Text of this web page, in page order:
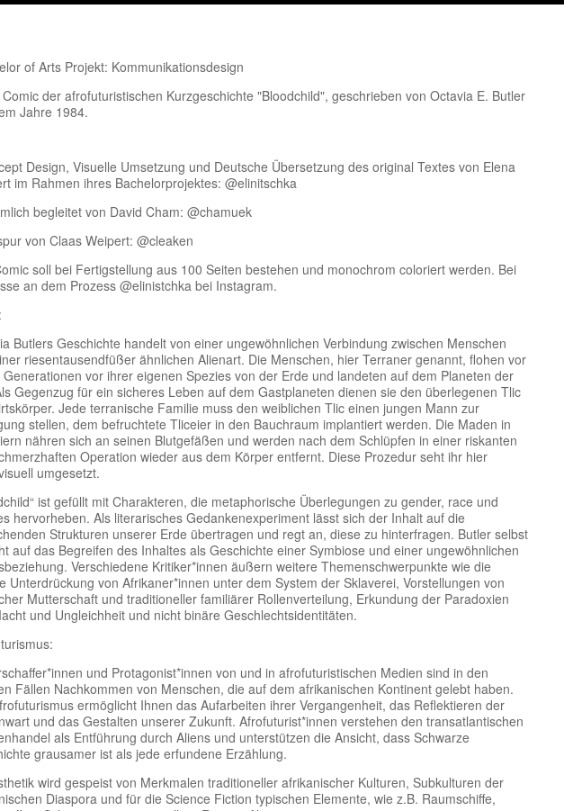
of Arts Projekt: Kommunikationsdesign
der afrofuturistischen Kurzgeschichte "Bloodchild", geschrieben von Octavia E. Butler
Jahre 1984.
Design, Visuelle Umsetzung und Deutsche Übersetzung des original Textes von Elena
im Rahmen ihres Bachelorprojektes: @elinitschka
begleitet von David Cham: @chamuek
von Claas Weipert: @cleaken
soll bei Fertigstellung aus 100 Seiten bestehen und monochrom coloriert werden. Bei
an dem Prozess @elinistchka bei Instagram.
Butlers Geschichte handelt von einer ungewöhnlichen Verbindung zwischen Menschen
riesentausendfüßer ähnlichen Alienart. Die Menschen, hier Terraner genannt, flohen vor
Generationen vor ihrer eigenen Spezies von der Erde und landeten auf dem Planeten der
Gegenzug für ein sicheres Leben auf dem Gastplaneten dienen sie den überlegenen Tlic
Jede terranische Familie muss den weiblichen Tlic einen jungen Mann zur
stellen, dem befruchtete Tliceier in den Bauchraum implantiert werden. Die Maden in
nähren sich an seinen Blutgefäßen und werden nach dem Schlüpfen in einer riskanten
Operation wieder aus dem Körper entfernt. Diese Prozedur seht ihr hier
umgesetzt.
ist gefüllt mit Charakteren, die metaphorische Überlegungen zu gender, race und
hervorheben. Als literarisches Gedankenexperiment lässt sich der Inhalt auf die
Strukturen unserer Erde übertragen und regt an, diese zu hinterfragen. Butler selbst
auf das Begreifen des Inhaltes als Geschichte einer Symbiose und einer ungewöhnlichen
Verschiedene Kritiker*innen äußern weitere Themenschwerpunkte wie die
Unterdrückung von Afrikaner*innen unter dem System der Sklaverei, Vorstellungen von
Mutterschaft und traditioneller familiärer Rollenverteilung, Erkundung der Paradoxien
und Ungleichheit und nicht binäre Geschlechtsidentitäten.
und Protagonist*innen von und in afrofuturistischen Medien sind in den
Fällen Nachkommen von Menschen, die auf dem afrikanischen Kontinent gelebt haben.
ermöglicht Ihnen das Aufarbeiten ihrer Vergangenheit, das Reflektieren der
und das Gestalten unserer Zukunft. Afrofuturist*innen verstehen den transatlantischen
als Entführung durch Aliens und unterstützen die Ansicht, dass Schwarze
grausamer ist als jede erfundene Erzählung.
wird gespeist von Merkmalen traditioneller afrikanischer Kulturen, Subkulturen der
Diaspora und für die Science Fiction typischen Elemente, wie z.B. Raumschiffe,